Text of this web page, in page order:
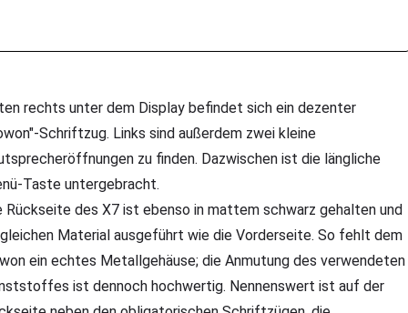
rechts unter dem Display befindet sich ein dezenter
Schriftzug. Links sind außerdem zwei kleine
zu finden. Dazwischen ist die längliche
Taste untergebracht.
Rückseite des X7 ist ebenso in mattem schwarz gehalten und
Material ausgeführt wie die Vorderseite. So fehlt dem
ein echtes Metallgehäuse; die Anmutung des verwendeten
ist dennoch hochwertig. Nennenswert ist auf der